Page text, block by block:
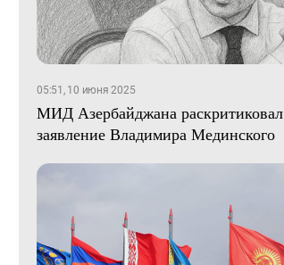
05:51, 10 июня 2025
МИД Азербайджана раскритиковал
заявление Владимира Мединского